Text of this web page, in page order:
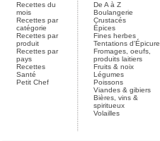
Recettes du
mois
Recettes par
catégorie
Recettes par
produit
Recettes par
pays
Recettes
Santé
Petit Chef
De A à Z
Boulangerie
Crustacés
Épices
Fines herbes
Tentations d'Épicure
Fromages, oeufs,
produits laitiers
Fruits & noix
Légumes
Poissons
Viandes & gibiers
Bières, vins &
spiritueux
Volailles